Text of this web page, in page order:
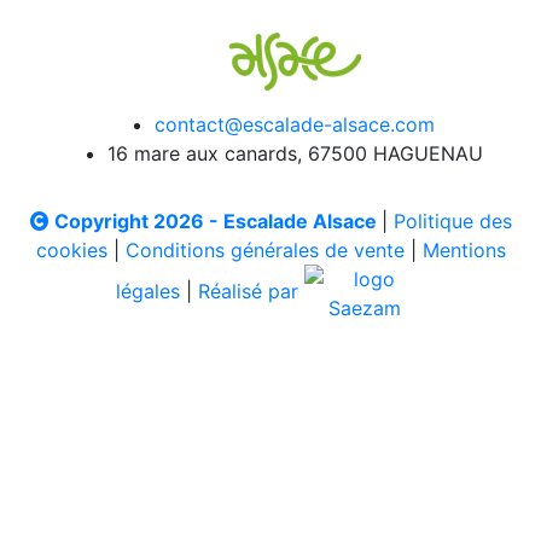
contact@escalade-alsace.com
16 mare aux canards, 67500 HAGUENAU
Copyright 2026 - Escalade Alsace
Politique des
cookies| Conditions générales de vente| Mentions
légales
Réalisé par